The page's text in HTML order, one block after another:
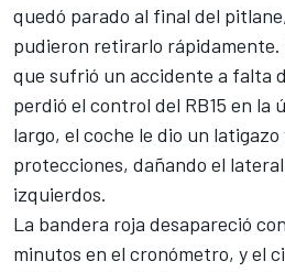
quedó parado al final del
pudieron retirarlo rápidamente.
que sufrió un accidente a falta
perdió el control del RB15 en la
largo, el coche le dio un
protecciones, dañando el
izquierdos.
La bandera roja desapareció
minutos en el cronómetro, y el